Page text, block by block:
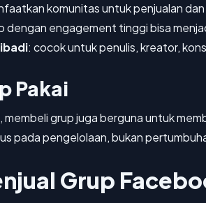
komunitas untuk penjualan
dengan engagement tinggi bisa
: cocok untuk penulis, kreator,
Pakai
membeli grup juga berguna untuk
pada pengelolaan, bukan
Grup